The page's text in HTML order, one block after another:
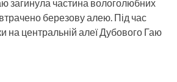
загинула частина вологолюбних
березову алею. Під час
на центральній алеї Дубового Гаю